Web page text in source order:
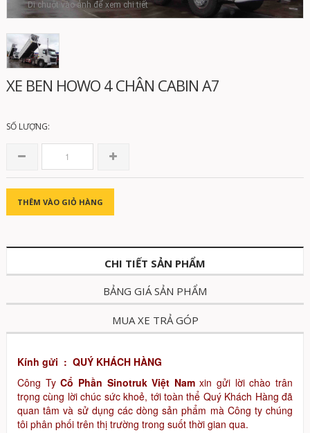
Di chuột vào ảnh để xem chi tiết
XE BEN HOWO 4 CHÂN CABIN A7
SỐ LƯỢNG:
THÊM VÀO GIỎ HÀNG
CHI TIẾT SẢN PHẨM
BẢNG GIÁ SẢN PHẨM
MUA XE TRẢ GÓP
Kính gửi : QUÝ KHÁCH HÀNG
Công TyCổ Phần Sinotruk Việt Namxin gửi lời chào trân
trọng cùng lời chúc sức khoẻ, tới toàn thể Quý Khách Hàng đã
quan tâm và sử dụng các dòng sản phẩm mà Công ty chúng
tôi phân phối trên thị trường trong suốt thời gian qua.